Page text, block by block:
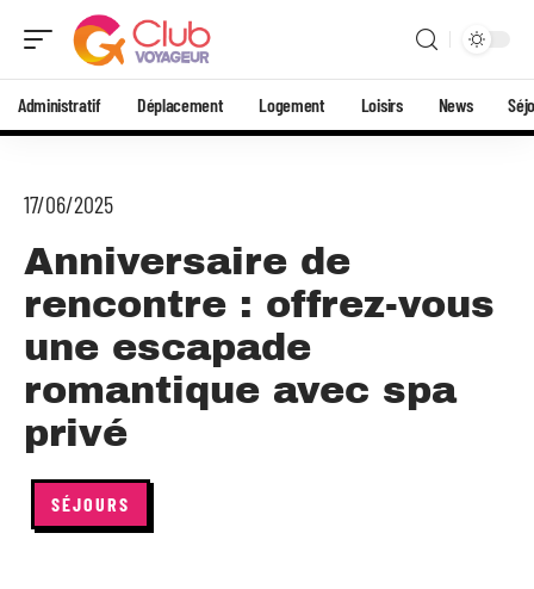
Administratif Déplacement Logement Loisirs News
17/06/2025
Anniversaire de
rencontre : offrez-vous
une escapade
romantique avec spa
privé
SÉJOURS